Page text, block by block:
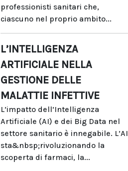
professionisti sanitari che,
ciascuno nel proprio ambito...
L’INTELLIGENZA
ARTIFICIALE NELLA
GESTIONE DELLE
MALATTIE INFETTIVE
L’impatto dell’Intelligenza
Artificiale (AI) e dei Big Data nel
settore sanitario è innegabile. L’AI
sta&nbsp;rivoluzionando la
scoperta di farmaci, la...